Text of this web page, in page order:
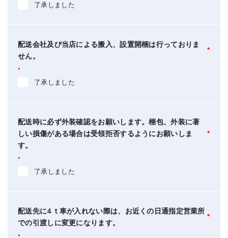
了承しました
配送会社及び当店による搬入、設置開梱は行っておりま
せん。
*
*
了承しました
配送時に必ず外装確認をお願いします。梱包、外装に著
しい損傷がある場合は受領拒否するようにお願いしま
す。
*
*
了承しました
配送先に4ｔ車が入れない際は、お近くの日通指定営業所
での引渡しに変更になります。
*
*